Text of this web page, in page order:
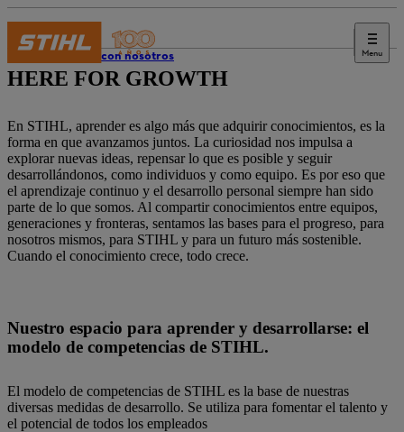
Menu
Trabaja con nosotros
HERE FOR GROWTH
En STIHL, aprender es algo más que adquirir conocimientos, es la
forma en que avanzamos juntos. La curiosidad nos impulsa a
explorar nuevas ideas, repensar lo que es posible y seguir
desarrollándonos, como individuos y como equipo. Es por eso que
el aprendizaje continuo y el desarrollo personal siempre han sido
parte de lo que somos. Al compartir conocimientos entre equipos,
generaciones y fronteras, sentamos las bases para el progreso, para
nosotros mismos, para STIHL y para un futuro más sostenible.
Cuando el conocimiento crece, todo crece.
Nuestro espacio para aprender y desarrollarse: el
modelo de competencias de STIHL.
El modelo de competencias de STIHL es la base de nuestras
diversas medidas de desarrollo. Se utiliza para fomentar el talento y
el potencial de todos los empleados